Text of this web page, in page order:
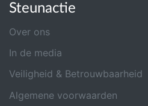
Steunactie
Over ons
In de media
Veiligheid & Betrouwbaarheid
Algemene voorwaarden